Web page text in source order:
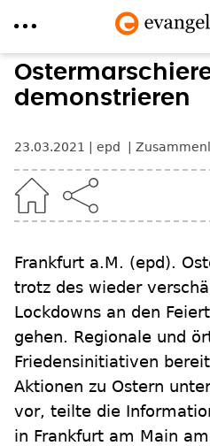
Direkt
zum
demonstrieren
23.03.2021 epd
Frankfurt a.M. (epd).
trotz des wieder
Lockdowns an den
gehen. Regionale und
Friedensinitiativen
Aktionen zu Ostern
vor, teilte die
in Frankfurt am Main